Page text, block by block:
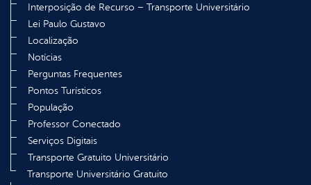
Interposição de Recurso – Transporte Universitário
Lei Paulo Gustavo
Localização
Notícias
Perguntas Frequentes
Pontos Turísticos
População
Professor Conectado
Serviços Digitais
Transporte Gratuito Universitário
Transporte Universitário Gratuito